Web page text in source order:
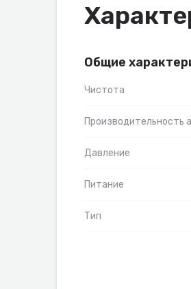
Общие
Чистота
Производительность
Давление
Питание
Тип